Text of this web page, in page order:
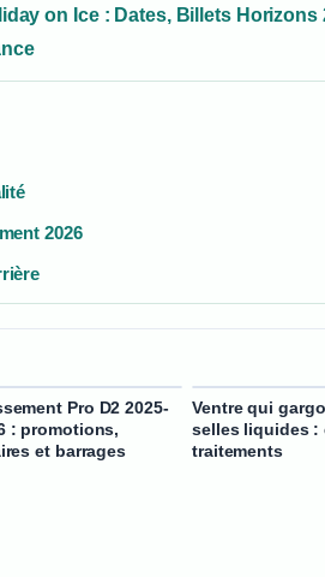
on Ice : Dates, Billets Horizons
2026
Pro D2 2025-
: promotions,
et barrages
Ventre qui
selles liquides :
traitements